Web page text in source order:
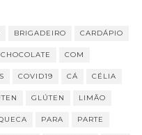
BRIGADEIRO CARDÁPIO
CHOCOLATE COM
COVID19 CÁ CÉLIA
GLÚTEN LIMÃO
PARA PARTE